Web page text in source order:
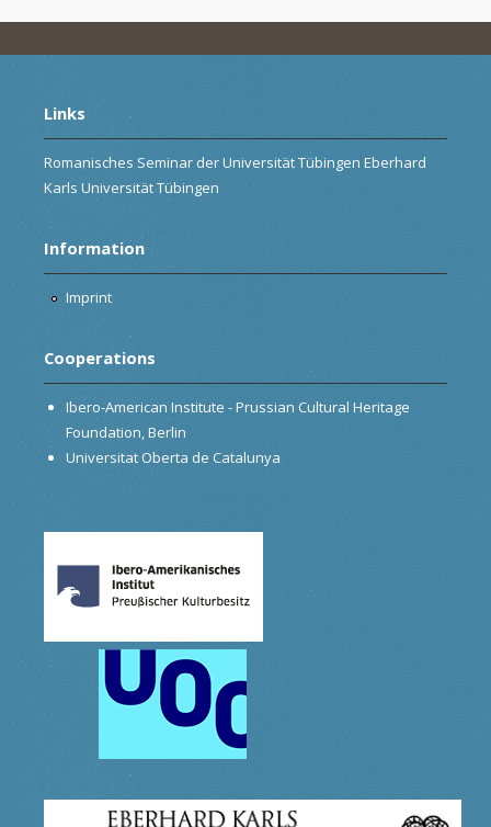
Links
Romanisches Seminar der Universität Tübingen Eberhard
Karls Universität Tübingen
Information
Imprint
Cooperations
Ibero-American Institute - Prussian Cultural Heritage
Foundation, Berlin
Universitat Oberta de Catalunya